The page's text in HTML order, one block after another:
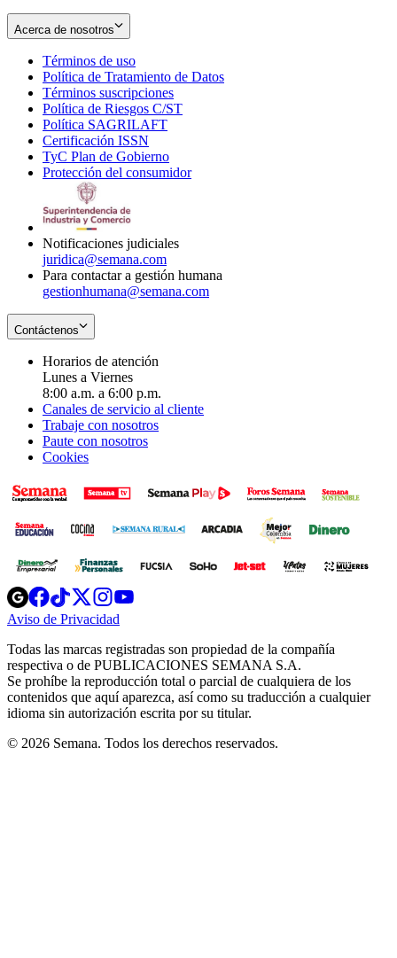
Acerca de nosotros
Términos de uso
in
new
window
Política de Tratamiento de Datos
Términos suscripciones
in
Política de Riesgos C/ST
Política SAGRILAFT
new
window
Certificación ISSN
in
new
TyC Plan de Gobierno
in
Protección del consumidorOpens
Notificaciones judiciales
juridica@semana.com
Para contactar a gestión humana
gestionhumana@semana.com
Contáctenos
Horarios de atención
Lunes a Viernes
8:00 a.m. a 6:00 p.m.
Canales de servicio al cliente
Trabaje con nosotros
Paute con nosotros
Cookies
Opens
in
new
Opens
in
new
Opens
in
new
window
Opens
new
windowwindow
Aviso de Privacidad
new
window
Todas las marcas registradas son propiedad de la compañía
respectiva o de PUBLICACIONES SEMANA S.A.
Se prohíbe la reproducción total o parcial de cualquiera de los
contenidos que aquí aparezca, así como su traducción a cualquier
idioma sin autorización escrita por su titular.
© 2026 Semana. Todos los derechos reservados.